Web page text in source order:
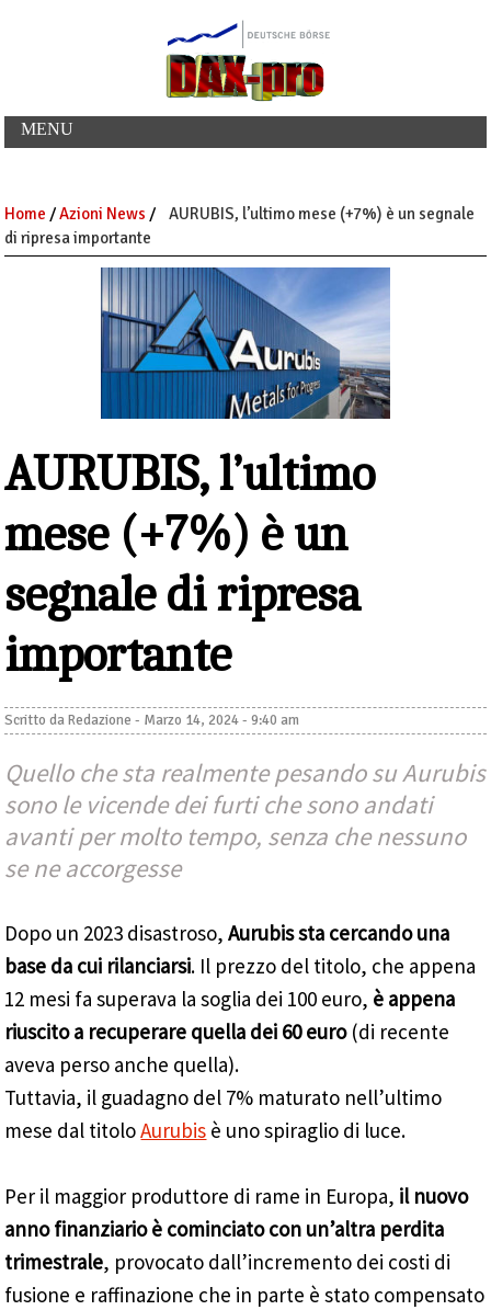
MENU
Home /Azioni News /
AURUBIS, l’ultimo mese (+7%) è un segnale
di ripresa importante
AURUBIS, l’ultimo
mese (+7%) è un
segnale di ripresa
importante
Scritto daRedazione - Marzo 14, 2024 - 9:40 am
Quello che sta realmente pesando su Aurubis
sono le vicende dei furti che sono andati
avanti per molto tempo, senza che nessuno
se ne accorgesse
Dopo un 2023 disastroso,Aurubis sta cercando una
base da cui rilanciarsi. Il prezzo del titolo, che appena
12 mesi fa superava la soglia dei 100 euro, è appena
riuscito a recuperare quella dei 60 euro(di recente
aveva perso anche quella).
Tuttavia, il guadagno del 7% maturato nell’ultimo
mese dal titoloAurubis è uno spiraglio di luce.
Per il maggior produttore di rame in Europa, il nuovo
anno finanziario è cominciato con un’altra perdita
trimestrale, provocato dall’incremento dei costi di
fusione e raffinazione che in parte è stato compensato